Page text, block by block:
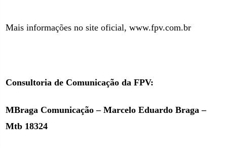
Mais informações no site oficial, www.fpv.com.br
Consultoria de Comunicação da FPV:
MBraga Comunicação – Marcelo Eduardo Braga –
Mtb 18324